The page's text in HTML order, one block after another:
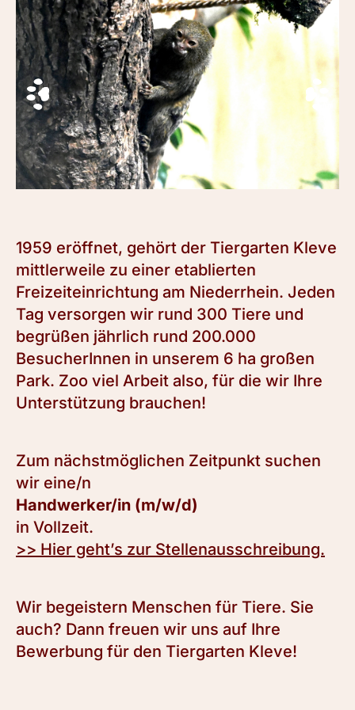
1959 eröffnet, gehört der Tiergarten Kleve
mittlerweile zu einer etablierten
Freizeiteinrichtung am Niederrhein. Jeden
Tag versorgen wir rund 300 Tiere und
begrüßen jährlich rund 200.000
BesucherInnen in unserem 6 ha großen
Park. Zoo viel Arbeit also, für die wir Ihre
Unterstützung brauchen!
Zum nächstmöglichen Zeitpunkt suchen
wir eine/n
Handwerker/in (m/w/d)
in Vollzeit.
>> Hier geht’s zur Stellenausschreibung.
Wir begeistern Menschen für Tiere. Sie
auch? Dann freuen wir uns auf Ihre
Bewerbung für den Tiergarten Kleve!